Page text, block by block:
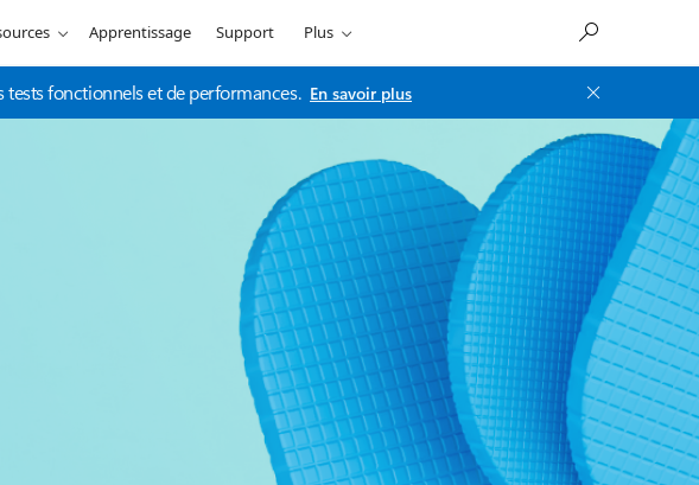
Apprentissage Support Plus
tests fonctionnels et de performances. En savoir plus